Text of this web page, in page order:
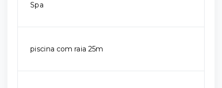
Spa
piscina com raia 25m